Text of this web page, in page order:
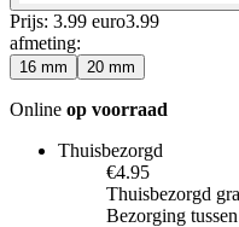
Prijs: 3.99 euro3.99
afmeting:
16 mm 20 mm
Online op voorraad
Thuisbezorgd
€4.95
Thuisbezorgd
Bezorging